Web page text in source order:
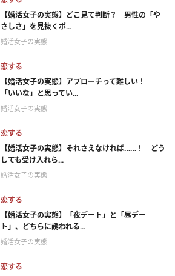
【婚活女子の実態】どこ見て判断？ 男性の「や
さしさ」を見抜くポ...
婚活女子の実態
恋する
【婚活女子の実態】アプローチって難しい！
「いいな」と思ってい...
婚活女子の実態
恋する
【婚活女子の実態】それさえなければ……！ どう
しても受け入れら...
婚活女子の実態
恋する
【婚活女子の実態】「夜デート」と「昼デー
ト」、どちらに誘われる...
婚活女子の実態
恋する